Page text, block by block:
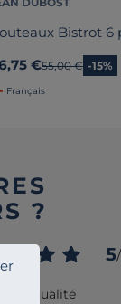
Bistrot 6
€Ancien prix
55,00 € -15%
Français
?
5/
qualité